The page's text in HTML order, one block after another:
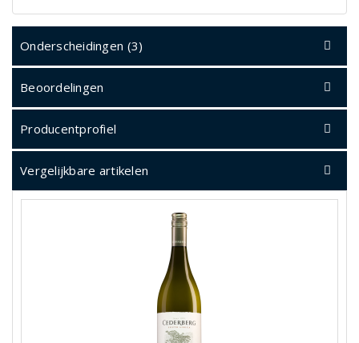
Onderscheidingen (3)
Beoordelingen
Producentprofiel
Vergelijkbare artikelen